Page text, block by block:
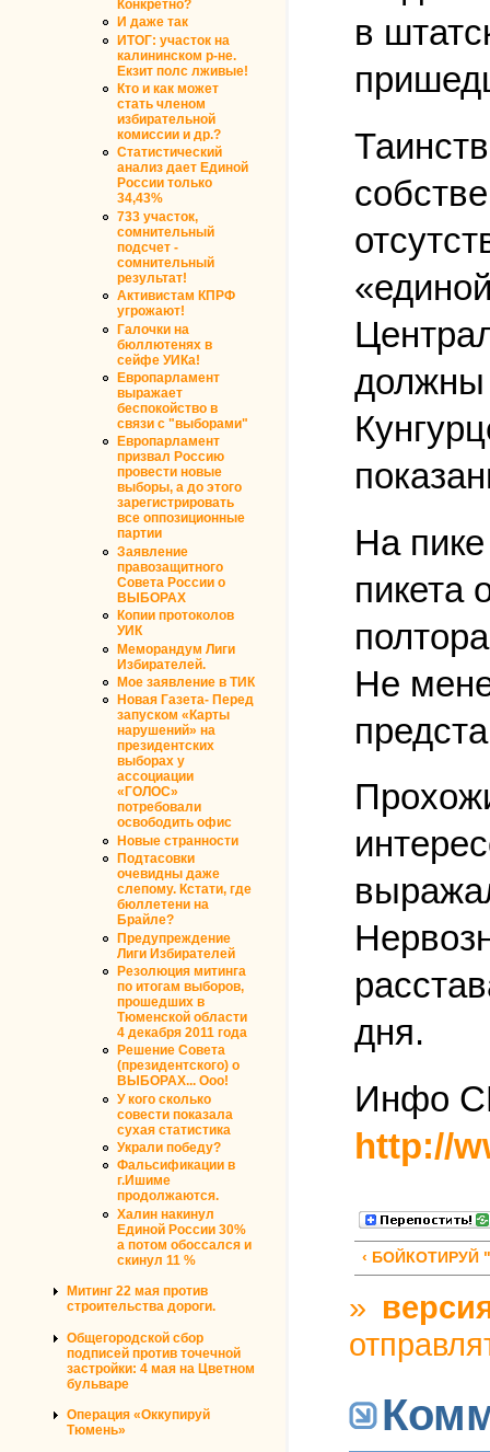
Конкретно?
И даже так
ИТОГ: участок на
калининском р-не.
Екзит полс лживые!
Кто и как может
стать членом
избирательной
комиссии и др.?
Статистический
анализ дает Единой
России только
34,43%
733 участок,
сомнительный
подсчет -
сомнительный
результат!
Активистам КПРФ
угрожают!
Галочки на
бюллютенях в
сейфе УИКа!
Европарламент
выражает
беспокойство в
связи с "выборами"
Европарламент
призвал Россию
провести новые
выборы, а до этого
зарегистрировать
все оппозиционные
партии
Заявление
правозащитного
Совета России о
ВЫБОРАХ
Копии протоколов
УИК
Меморандум Лиги
Избирателей.
Мое заявление в ТИК
Новая Газета- Перед
запуском «Карты
нарушений» на
президентских
выборах у
ассоциации
«ГОЛОС»
потребовали
освободить офис
Новые странности
Подтасовки
очевидны даже
слепому. Кстати, где
бюллетени на
Брайле?
Предупреждение
Лиги Избирателей
Резолюция митинга
по итогам выборов,
прошедших в
Тюменской области
4 декабря 2011 года
Решение Совета
(президентского) о
ВЫБОРАХ... Ооо!
У кого сколько
совести показала
сухая статистика
Украли победу?
Фальсификации в
г.Ишиме
продолжаются.
Халин накинул
Единой России 30%
а потом обоссался и
скинул 11 %
Митинг 22 мая против
строительства дороги.
Общегородской сбор
подписей против точечной
застройки: 4 мая на Цветном
бульваре
Операция «Оккупируй
Тюмень»
в
должны
На
пикета
Не
дня.
Инфо
http://
‹
»